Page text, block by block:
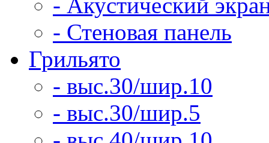
- Стеновая панель
Грильято
- выс.30/шир.10
- выс.30/шир.5